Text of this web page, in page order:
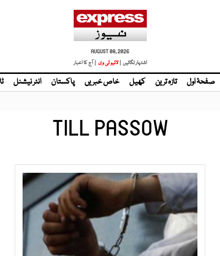
AUGUST 08, 2026
اشتہار لگائیں |
| آج کا اخبار
صفحۂ اول تازہ ترین کھیل خاص خبریں پاکستان انٹر نیشنل
TILL PASSOW